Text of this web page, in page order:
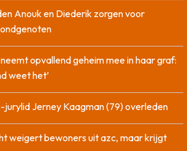
Anouk en Diederik zorgen voor
opvallend geheim mee in haar graf:
weet het’
jurylid Jerney Kaagman (79) overleden
weigert bewoners uit azc, maar krijgt